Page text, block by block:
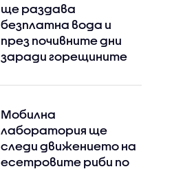
ще раздава
безплатна вода и
през почивните дни
заради горещините
Мобилна
лаборатория ще
следи движението на
есетровите риби по